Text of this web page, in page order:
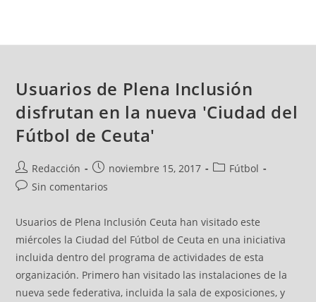
Usuarios de Plena Inclusión
disfrutan en la nueva 'Ciudad del
Fútbol de Ceuta'
Redacción noviembre 15, 2017
Fútbol
Sin comentarios
Usuarios de Plena Inclusión Ceuta han visitado este
miércoles la Ciudad del Fútbol de Ceuta en una iniciativa
incluida dentro del programa de actividades de esta
organización. Primero han visitado las instalaciones de la
nueva sede federativa, incluida la sala de exposiciones, y